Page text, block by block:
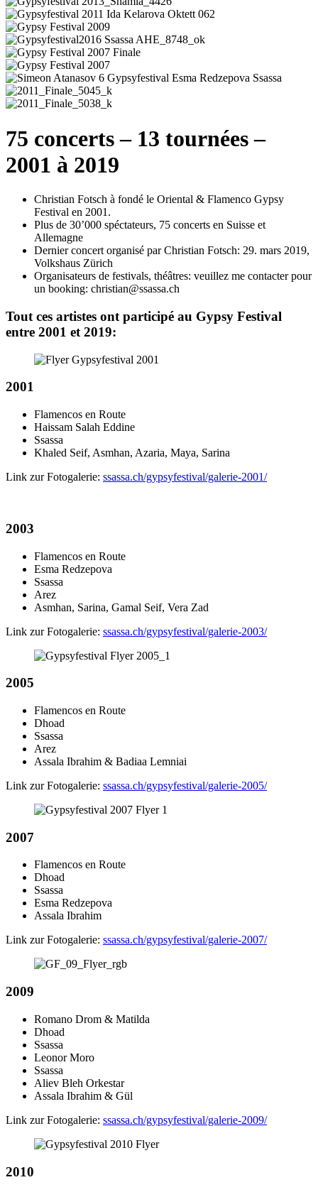
75 concerts – 13 tournées –
2001 à 2019
Christian Fotsch à fondé le Oriental & Flamenco Gypsy
Festival en 2001.
Plus de 30’000 spéctateurs, 75 concerts en Suisse et
Allemagne
Dernier concert organisé par Christian Fotsch: 29. mars 2019,
Volkshaus Zürich
Organisateurs de festivals, théâtres: veuillez me contacter pour
un booking: christian@ssassa.ch
Tout ces artistes ont participé au Gypsy Festival
entre 2001 et 2019:
2001
Flamencos en Route
Haissam Salah Eddine
Ssassa
Khaled Seif, Asmhan, Azaria, Maya, Sarina
Link zur Fotogalerie: ssassa.ch/gypsyfestival/galerie-2001/
2003
Flamencos en Route
Esma Redzepova
Ssassa
Arez
Asmhan, Sarina, Gamal Seif, Vera Zad
Link zur Fotogalerie: ssassa.ch/gypsyfestival/galerie-2003/
2005
Flamencos en Route
Dhoad
Ssassa
Arez
Assala Ibrahim & Badiaa Lemniai
Link zur Fotogalerie: ssassa.ch/gypsyfestival/galerie-2005/
2007
Flamencos en Route
Dhoad
Ssassa
Esma Redzepova
Assala Ibrahim
Link zur Fotogalerie: ssassa.ch/gypsyfestival/galerie-2007/
2009
Romano Drom & Matilda
Dhoad
Ssassa
Leonor Moro
Ssassa
Aliev Bleh Orkestar
Assala Ibrahim & Gül
Link zur Fotogalerie: ssassa.ch/gypsyfestival/galerie-2009/
2010